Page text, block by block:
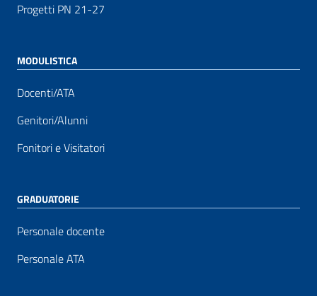
Progetti PN 21-27
MODULISTICA
Docenti/ATA
Genitori/Alunni
Fonitori e Visitatori
GRADUATORIE
Personale docente
Personale ATA